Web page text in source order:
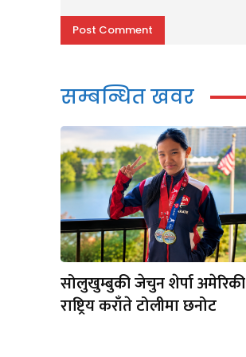
सम्बन्धित खवर
सोलुखुम्बुकी जेचुन शेर्पा अमेरिकी
राष्ट्रिय कराँते टोलीमा छनोट